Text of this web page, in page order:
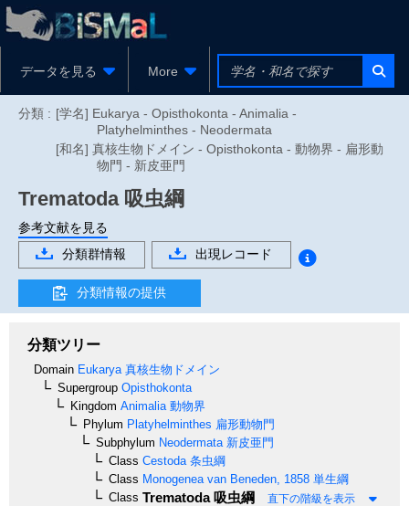
データを見る More
分類 : [学名] Eukarya - Opisthokonta - Animalia -
Platyhelminthes - Neodermata
[和名] 真核生物ドメイン - Opisthokonta - 動物界 - 扁形動
物門 - 新皮亜門
Trematoda吸虫綱
参考文献を見る
分類群情報
出現レコード
分類情報の提供
分類ツリー
Domain Eukarya 真核生物ドメイン
Supergroup Opisthokonta
Kingdom Animalia 動物界
Phylum Platyhelminthes 扁形動物門
Subphylum Neodermata 新皮亜門
Class Cestoda 条虫綱
Class Monogenea van Beneden, 1858 単生綱
Class Trematoda吸虫綱 直下の階級を表示